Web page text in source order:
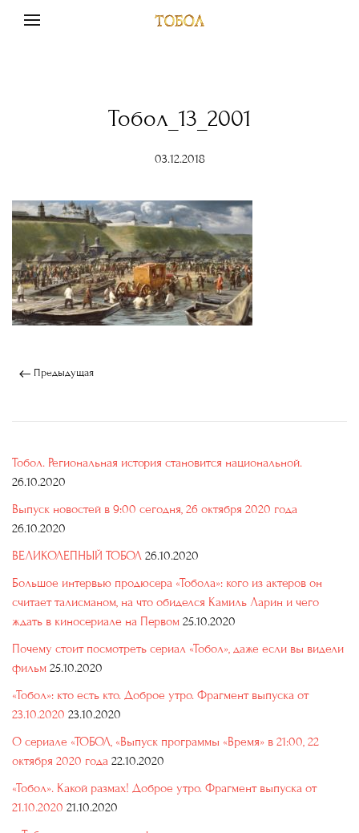
Тобол_13_2001
03.12.2018
Предыдущая
Тобол. Региональная история становится национальной.
26.10.2020
Выпуск новостей в 9:00 сегодня, 26 октября 2020 года
26.10.2020
ВЕЛИКОЛЕПНЫЙ ТОБОЛ 26.10.2020
Большое интервью продюсера «Тобола»: кого из актеров он
считает талисманом, на что обиделся Камиль Ларин и чего
ждать в киносериале на Первом 25.10.2020
Почему стоит посмотреть сериал «Тобол», даже если вы видели
фильм 25.10.2020
«Тобол»: кто есть кто. Доброе утро. Фрагмент выпуска от
23.10.2020 23.10.2020
О сериале «ТОБОЛ, «Выпуск программы «Время» в 21:00, 22
октября 2020 года 22.10.2020
«Тобол». Какой размах! Доброе утро. Фрагмент выпуска от
21.10.2020 21.10.2020